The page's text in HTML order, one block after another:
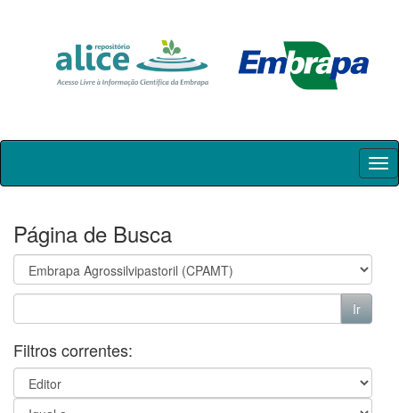
Skip
Página de Busca
Filtros correntes: